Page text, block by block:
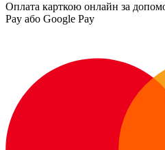
Оплата карткою онлайн за
Pay або Google Pay